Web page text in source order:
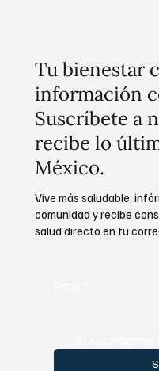
Tu bienestar
información
Suscríbete a
recibe lo
México.
Vive más saludable,
comunidad y recibe
salud directo en tu